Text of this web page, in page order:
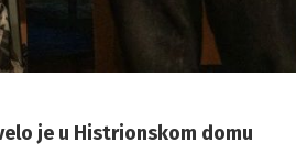
je u Histrionskom domu